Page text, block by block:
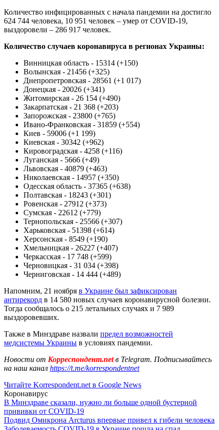
Количество инфицированных с начала пандемии на достигло
624 744 человека, 10 951 человек – умер от COVID-19,
выздоровели – 286 917 человек.
Количество случаев коронавируса в регионах Украины:
Винницкая область - 15314 (+150)
Волынская - 21456 (+325)
Днепропетровская - 28561 (+1 017)
Донецкая - 20026 (+341)
Житомирская - 26 154 (+490)
Закарпатская - 21 368 (+203)
Запорожская - 23800 (+765)
Ивано-Франковская - 31859 ​​(+554)
Киев - 59006 (+1 199)
Киевская - 30342 (+962)
Кировоградская - 4258 (+116)
Луганская - 5666 (+49)
Львовская - 40879 (+463)
Николаевская - 14957 (+350)
Одесская область - 37365 (+638)
Полтавская - 18243 (+301)
Ровенская - 27912 (+373)
Сумская - 22612 (+779)
Тернопольская - 25566 (+307)
Харьковская - 51398 (+614)
Херсонская - 8549 (+190)
Хмельницкая - 26227 (+407)
Черкасская - 17 748 (+599)
Черновицкая - 31 034 (+398)
Черниговская - 14 444 (+489)
Напомним, 21 ноября в Украине был зафиксирован
антирекорд в 14 580 новых случаев коронавирусной болезни.
Тогда сообщалось о 215 летальных случаях и 7 989
выздоровевших.
Также в Минздраве назвали предел возможностей
медсистемы Украины в условиях пандемии.
Новости от Корреспондент.netв Telegram. Подписывайтесь
на наш канал https://t.me/korrespondentnet
Читайте Korrespondent.net в Google News
Коронавирус
В Минздраве сказали, нужно ли больше одной бустерной
прививки от COVID-19
Подвид Омикрона Arcturus впервые привел к гибели человека